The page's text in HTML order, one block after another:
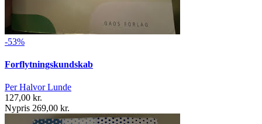
-53%
Forflytningskundskab
Per Halvor Lunde
127,00 kr.
Nypris 269,00 kr.